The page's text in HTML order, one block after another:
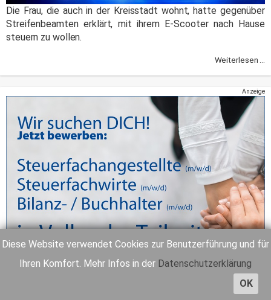
Diese Website verwendet Cookies zur Benutzerführung und für
Ihren Komfort. Mehr Infos in der Datenschutzerklärung
OK
Die Frau, die auch in der Kreisstadt wohnt, hatte gegenüber
Streifenbeamten erklärt, mit ihrem E-Scooter nach Hause
steuern zu wollen.
Weiterlesen ...
Anzeige